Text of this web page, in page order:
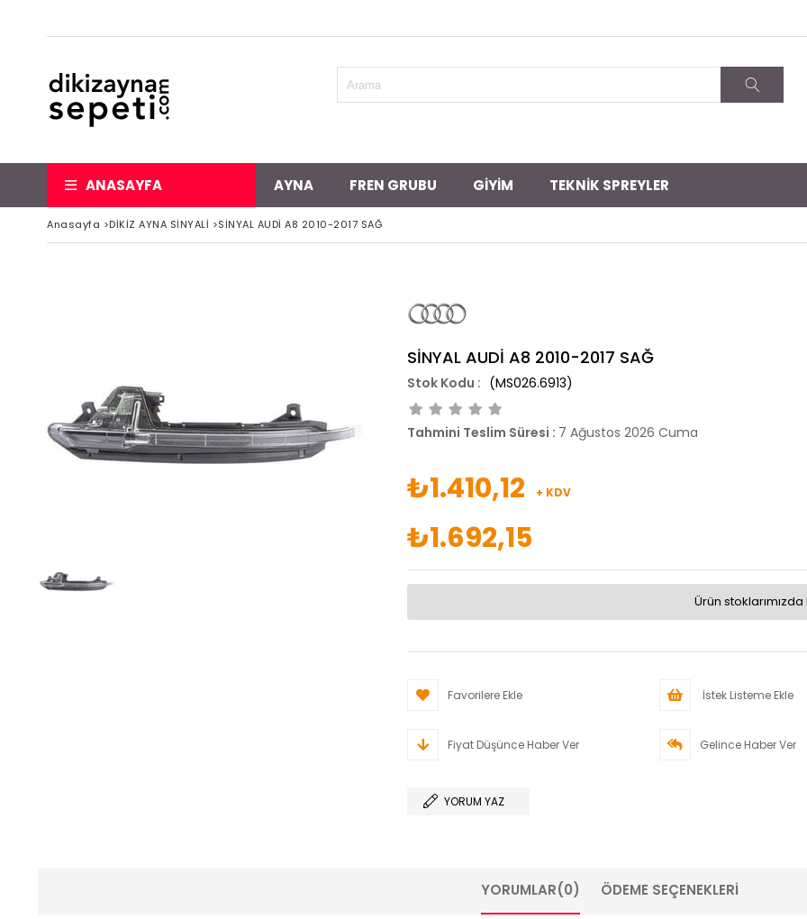
ANASAYFA AYNA FREN GRUBU GİYİM TEKNİK SPREYLER
Anasayfa >DİKİZ AYNA SİNYALİ >SİNYAL AUDİ A8 2010-2017 SAĞ
SİNYAL AUDİ A8 2010-2017 SAĞ
(MS026.6913)
Tahmini Teslim Süresi : 7 Ağustos 2026 Cuma
₺1.410,12 + KDV
₺1.692,15
Ürün stoklarımızda
Favorilere Ekle İstek Listeme Ekle
Fiyat Düşünce Haber Ver Gelince Haber Ver
YORUM YAZ
YORUMLAR(0) ÖDEME SEÇENEKLERI